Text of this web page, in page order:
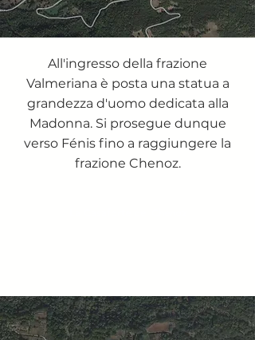
All'ingresso della frazione
Valmeriana è posta una statua a
grandezza d'uomo dedicata alla
Madonna. Si prosegue dunque
verso Fénis fino a raggiungere la
frazione Chenoz.